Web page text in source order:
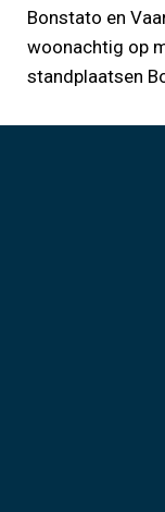
Bonstato en
woonachtig op
standplaatsen